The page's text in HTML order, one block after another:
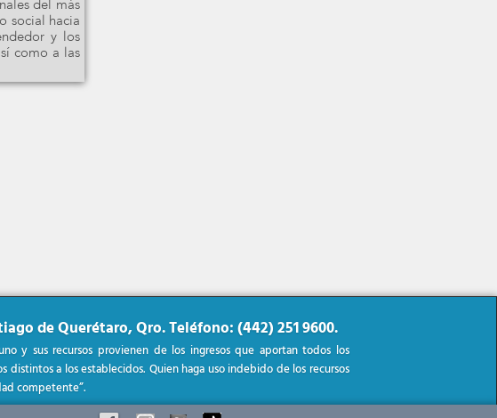
del más
social hacia
y los
como a las
de Querétaro, Qro. Teléfono: (442) 251 9600.
y sus recursos provienen de los ingresos que aportan todos los
a los establecidos. Quien haga uso indebido de los recursos
competente”.